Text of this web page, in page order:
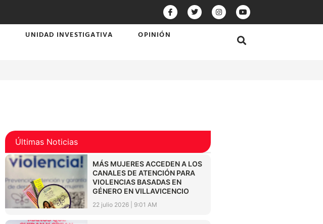
UNIDAD INVESTIGATIVA OPINIÓN
Últimas Noticias
MÁS MUJERES ACCEDEN A LOS
CANALES DE ATENCIÓN PARA
VIOLENCIAS BASADAS EN
GÉNERO EN VILLAVICENCIO
22 julio 2026 9:01 AM